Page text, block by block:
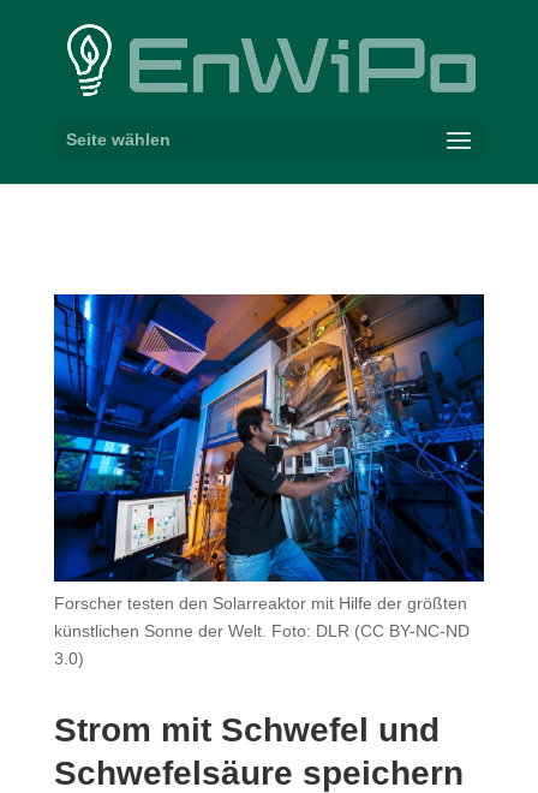
Seite wählen
For­scher tes­ten den So­lar­re­ak­tor mit Hil­fe der größ­ten
künst­li­chen Son­ne der Welt. Foto: DLR (CC BY-NC-ND
3.0)
Strom mit Schwefel und
Schwe­fel­säure speichern